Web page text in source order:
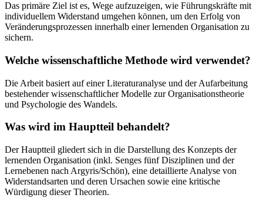
Das primäre Ziel ist es, Wege aufzuzeigen, wie Führungskräfte mit
individuellem Widerstand umgehen können, um den Erfolg von
Veränderungsprozessen innerhalb einer lernenden Organisation zu
sichern.
Welche wissenschaftliche Methode wird verwendet?
Die Arbeit basiert auf einer Literaturanalyse und der Aufarbeitung
bestehender wissenschaftlicher Modelle zur Organisationstheorie
und Psychologie des Wandels.
Was wird im Hauptteil behandelt?
Der Hauptteil gliedert sich in die Darstellung des Konzepts der
lernenden Organisation (inkl. Senges fünf Disziplinen und der
Lernebenen nach Argyris/Schön), eine detaillierte Analyse von
Widerstandsarten und deren Ursachen sowie eine kritische
Würdigung dieser Theorien.